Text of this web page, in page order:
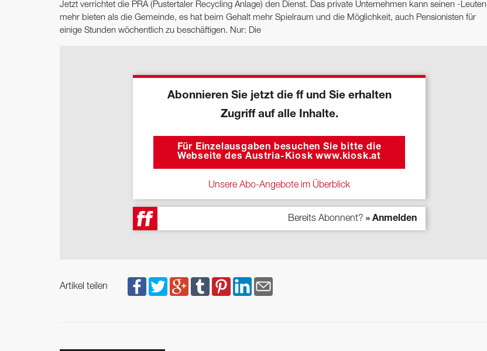
Jetzt verrichtet die PRA (Pustertaler Recycling Anlage) den Dienst. Das private Unternehmen kann seinen -Leuten
mehr bieten als die Gemeinde, es hat beim Gehalt mehr Spielraum und die Möglichkeit, auch Pensionisten für
einige Stunden wöchentlich zu beschäftigen. Nur: Die
Abonnieren Sie jetzt die ff und Sie erhalten
Zugriff auf alle Inhalte.
Für Einzelausgaben besuchen Sie bitte die
Webseite des Austria-Kiosk www.kiosk.at
Unsere Abo-Angebote im Überblick
Bereits Abonnent? » Anmelden
Artikel teilen